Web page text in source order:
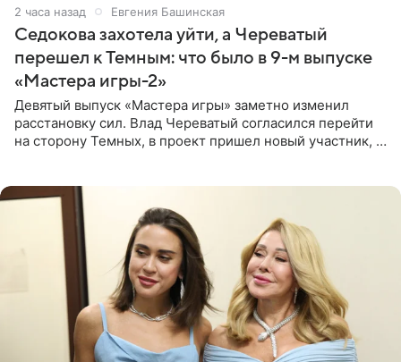
2 часа назад Евгения Башинская
Седокова захотела уйти, а Череватый
перешел к Темным: что было в 9-м выпуске
«Мастера игры-2»
Девятый выпуск «Мастера игры» заметно изменил
расстановку сил. Влад Череватый согласился перейти
на сторону Темных, в проект пришел новый участник, а